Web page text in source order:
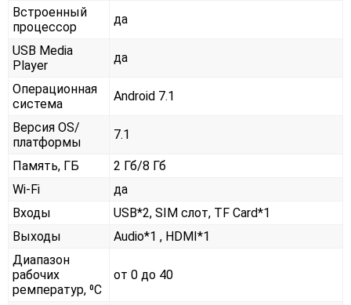
Встроенный
процессор
да
USB Media
Player
да
Операционная
система
Android 7.1
Версия OS/
платформы
7.1
Память, ГБ
2 Гб/8 Гб
Wi-Fi
да
Входы
USB*2, SIM слот, TF Card*1
Выходы
Audio*1 , HDMI*1
Диапазон
рабочих
ремператур, ⁰С
от 0 до 40